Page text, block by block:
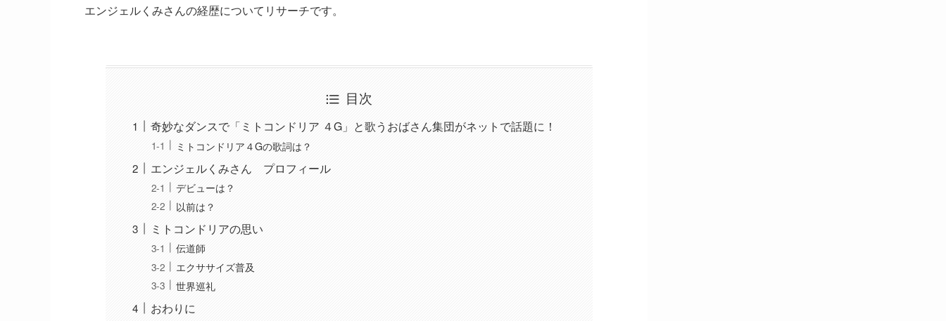
エンジェルくみさんの経歴についてリサーチです。
目次
奇妙なダンスで「ミトコンドリア ４G」と歌うおばさん集団がネットで話題に！
ミトコンドリア４Gの歌詞は？
エンジェルくみさん プロフィール
デビューは？
以前は？
ミトコンドリアの思い
伝道師
エクササイズ普及
世界巡礼
おわりに